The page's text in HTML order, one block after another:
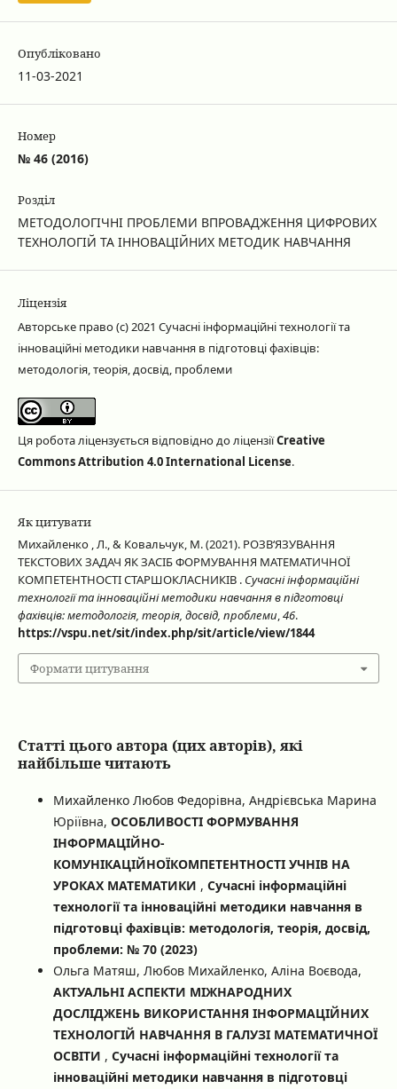
Опубліковано
11-03-2021
Номер
№ 46 (2016)
Розділ
МЕТОДОЛОГІЧНІ ПРОБЛЕМИ ВПРОВАДЖЕННЯ ЦИФРОВИХ
ТЕХНОЛОГІЙ ТА ІННОВАЦІЙНИХ МЕТОДИК НАВЧАННЯ
Ліцензія
Авторське право (c) 2021 Сучасні інформаційні технології та
інноваційні методики навчання в підготовці фахівців:
методологія, теорія, досвід, проблеми
Ця робота ліцензується відповідно до ліцензіїCreative
Commons Attribution 4.0 International License.
Як цитувати
Михайленко , Л., & Ковальчук, М. (2021). РОЗВ‘ЯЗУВАННЯ
ТЕКСТОВИХ ЗАДАЧ ЯК ЗАСІБ ФОРМУВАННЯ МАТЕМАТИЧНОЇ
КОМПЕТЕНТНОСТІ СТАРШОКЛАСНИКІВ . Сучасні інформаційні
технології та інноваційні методики навчання в підготовці
фахівців: методологія, теорія, досвід, проблеми 46.
https://vspu.net/sit/index.php/sit/article/view/1844
Формати цитування
Статті цього автора (цих авторів), які
найбільше читають
Михайленко Любов Федорівна, Андрієвська Марина
Юріївна, ОСОБЛИВОСТІ ФОРМУВАННЯ
ІНФОРМАЦІЙНО-
КОМУНІКАЦІЙНОЇКОМПЕТЕНТНОСТІ УЧНІВ НА
УРОКАХ МАТЕМАТИКИ , Сучасні інформаційні
технології та інноваційні методики навчання в
підготовці фахівців: методологія, теорія, досвід,
проблеми: № 70 (2023)
Ольга Матяш, Любов Михайленко, Аліна Воєвода,
АКТУАЛЬНІ АСПЕКТИ МІЖНАРОДНИХ
ДОСЛІДЖЕНЬ ВИКОРИСТАННЯ ІНФОРМАЦІЙНИХ
ТЕХНОЛОГІЙ НАВЧАННЯ В ГАЛУЗІ МАТЕМАТИЧНОЇ
ОСВІТИ , Сучасні інформаційні технології та
інноваційні методики навчання в підготовці